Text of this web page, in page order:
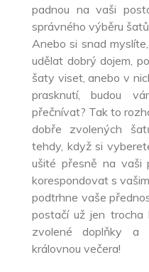
padnou na vaši
správného výběru
Anebo si snad
udělat dobrý dojem,
šaty viset, anebo v
prasknutí, budou
přečnívat? Tak to
dobře zvolených
tehdy, když si
ušité přesně na vaši
korespondovat s
podtrhne vaše
postačí už jen trocha
zvolené doplňky
královnou večera!